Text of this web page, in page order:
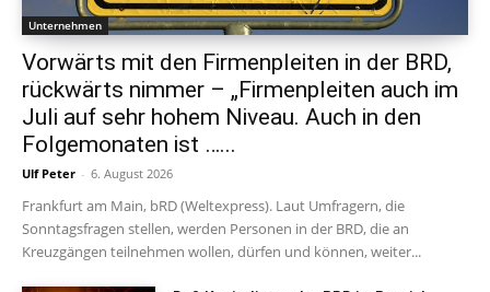
Unternehmen
Vorwärts mit den Firmenpleiten in der BRD,
rückwärts nimmer – „Firmenpleiten auch im
Juli auf sehr hohem Niveau. Auch in den
Folgemonaten ist …...
Ulf Peter - 6. August 2026
Frankfurt am Main, bRD (Weltexpress). Laut Umfragern, die
Sonntagsfragen stellen, werden Personen in der BRD, die an
Kreuzgängen teilnehmen wollen, dürfen und können, weiter...